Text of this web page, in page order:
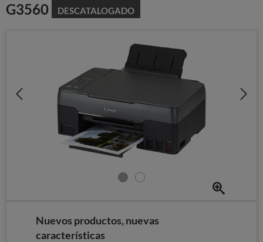
G3560
DESCATALOGADO
Nuevos productos, nuevas
características